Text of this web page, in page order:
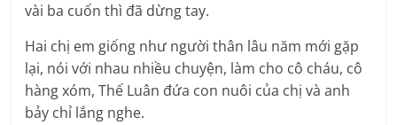
vài ba cuốn thì đã dừng tay.
Hai chị em giống như người thân lâu năm mới gặp
lại, nói với nhau nhiều chuyện, làm cho cô cháu, cô
hàng xóm, Thế Luân đứa con nuôi của chị và anh
bảy chỉ lắng nghe.